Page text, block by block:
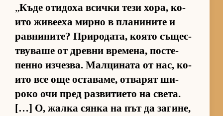
„Къде оти­доха всички тези хо­ра, ко­
ито жи­ве­еха мирно в пла­ни­ните и
рав­ни­ни­те? При­ро­да­та, ко­ято съ­щес­
т­ву­ваше от древни вре­ме­на, пос­те­
пенно из­чез­ва. Мал­ци­ната от нас, ко­
ито все още ос­та­ва­ме, от­ва­рят ши­
роко очи пред раз­ви­ти­ето на све­та.
[…] О, жалка сянка на път да за­ги­не,